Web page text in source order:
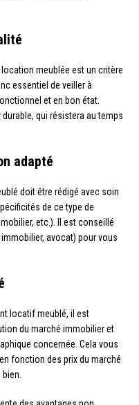
meublée est un critère
essentiel de veiller à
et en bon état.
qui résistera au temps
adapté
doit être rédigé avec soin
de ce type de
etc.). Il est conseillé
avocat) pour vous
locatif meublé, il est
du marché immobilier et
concernée. Cela vous
fonction des prix du marché